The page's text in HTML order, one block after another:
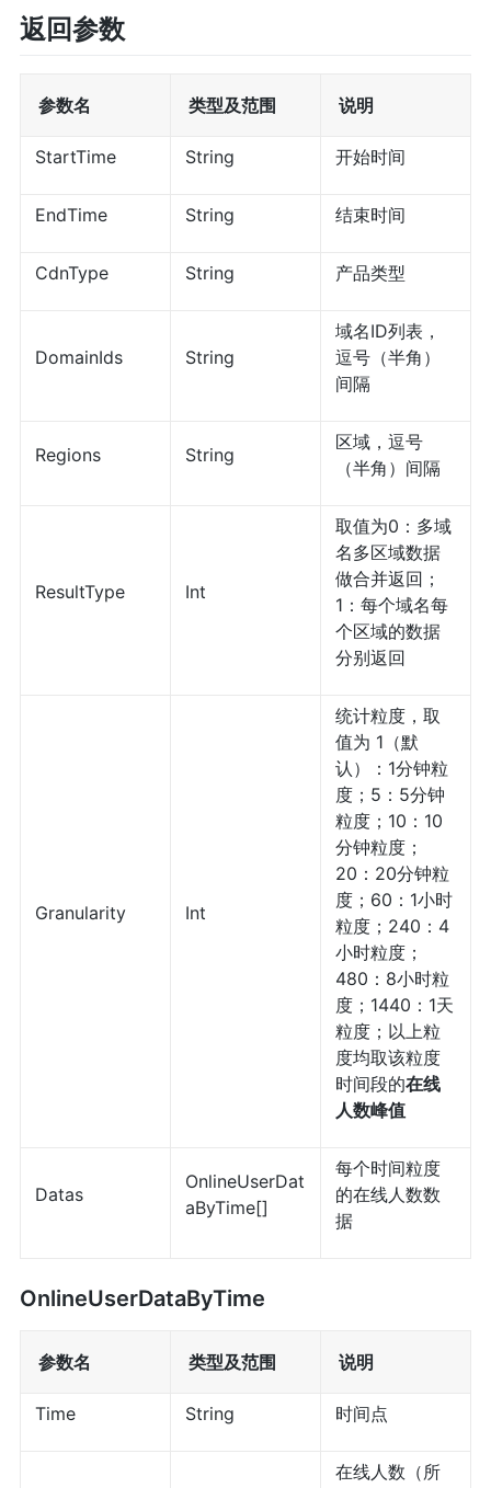
返回参数
参数名 类型及范围 说明
StartTime String 开始时间
EndTime String 结束时间
CdnType String 产品类型
DomainIds String
域名ID列表，
逗号（半角）
间隔
Regions String
区域，逗号
（半角）间隔
ResultType Int
取值为0：多域
名多区域数据
做合并返回；
1：每个域名每
个区域的数据
分别返回
Granularity Int
统计粒度，取
值为 1（默
认）：1分钟粒
度；5：5分钟
粒度；10：10
分钟粒度；
20：20分钟粒
度；60：1小时
粒度；240：4
小时粒度；
480：8小时粒
度；1440：1天
粒度；以上粒
度均取该粒度
时间段的在线
人数峰值
Datas
OnlineUserDat
aByTime[]
每个时间粒度
的在线人数数
据
OnlineUserDataByTime
参数名 类型及范围 说明
Time String 时间点
在线人数（所